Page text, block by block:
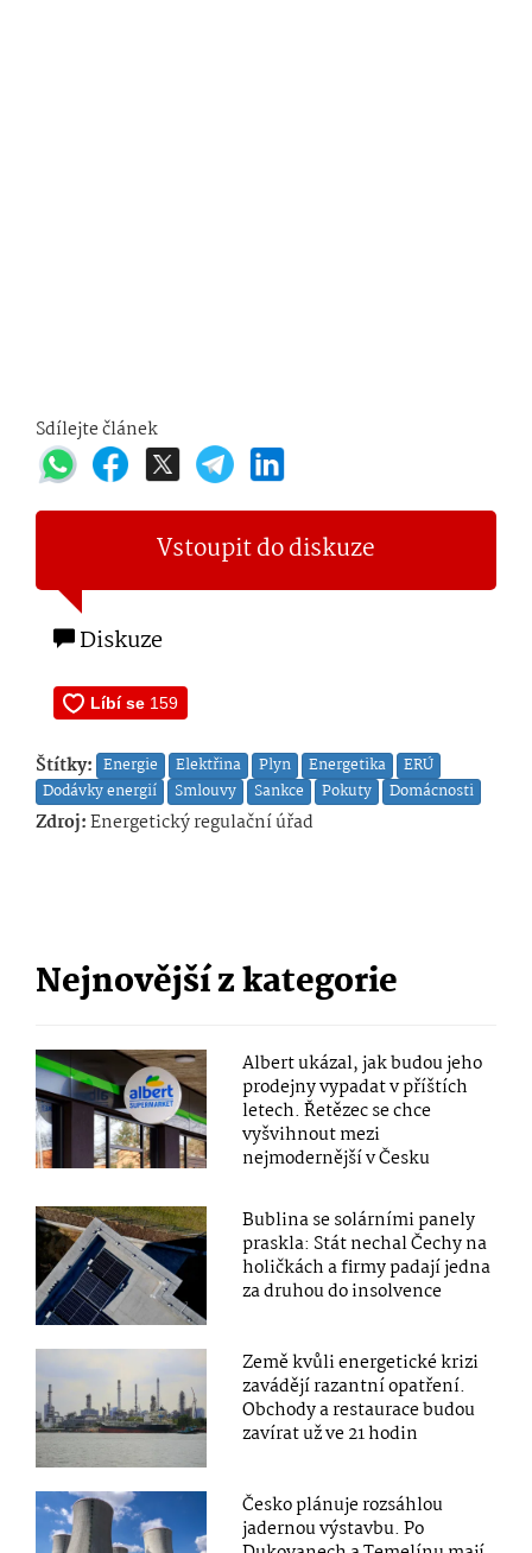
Sdílejte článek
Vstoupit do diskuze
Diskuze
Štítky: Energie Elektřina Plyn Energetika
ERÚ
Dodávky energií
Smlouvy Sankce Pokuty Domácnosti
Zdroj:Energetický regulační úřad
Nejnovější z kategorie
Albert ukázal, jak budou jeho
prodejny vypadat v příštích
letech. Řetězec se chce
vyšvihnout mezi
nejmodernější v Česku
Bublina se solárními panely
praskla: Stát nechal Čechy na
holičkách a firmy padají jedna
za druhou do insolvence
Země kvůli energetické krizi
zavádějí razantní opatření.
Obchody a restaurace budou
zavírat už ve 21 hodin
Česko plánuje rozsáhlou
jadernou výstavbu. Po